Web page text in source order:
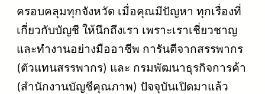
ครอบคลุมทุกจังหวัด เมื่อคุณมีปัญหา ทุกเรื่องที่
เกี่ยวกับบัญชี ให้นึกถึงเรา เพราะเราเชี่ยวชาญ
และทำงานอย่างมืออาชีพ การันตีจากสรรพากร
(ตัวแทนสรรพากร) และ กรมพัฒนาธุรกิจการค้า
(สำนักงานบัญชีคุณภาพ) ปัจจุบันเปิดมาแล้ว